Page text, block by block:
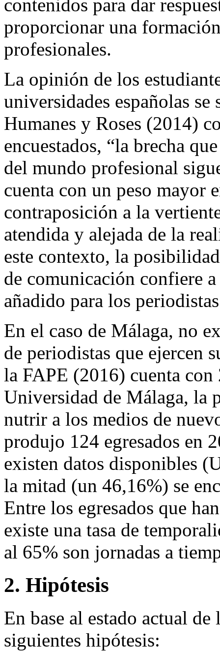
contenidos para dar
proporcionar una
profesionales.
La opinión de los
universidades españolas
Humanes y Roses (2014)
encuestados, “la brecha
del mundo profesional
cuenta con un peso mayor
contraposición a la
atendida y alejada de la
este contexto, la
de comunicación confiere
añadido para los
En el caso de Málaga, no
de periodistas que ejercen
la FAPE (2016) cuenta
Universidad de Málaga, la
nutrir a los medios de
produjo 124 egresados en
existen datos disponibles
la mitad (un 46,16%) se
Entre los egresados que
existe una tasa de
al 65% son jornadas a
2. Hipótesis
En base al estado actual
siguientes hipótesis: